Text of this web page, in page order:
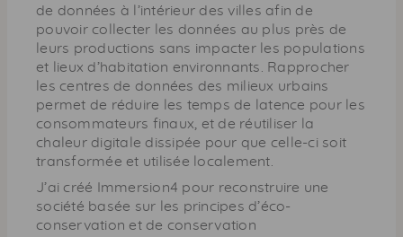
de données à l’intérieur des villes afin de
pouvoir collecter les données au plus près de
leurs productions sans impacter les populations
et lieux d’habitation environnants. Rapprocher
les centres de données des milieux urbains
permet de réduire les temps de latence pour les
consommateurs finaux, et de réutiliser la
chaleur digitale dissipée pour que celle-ci soit
transformée et utilisée localement.
J’ai créé Immersion4 pour reconstruire une
société basée sur les principes d’éco-
conservation et de conservation